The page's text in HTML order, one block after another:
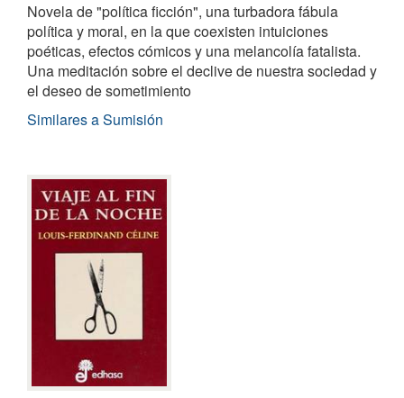
Novela de "política ficción", una turbadora fábula
política y moral, en la que coexisten intuiciones
poéticas, efectos cómicos y una melancolía fatalista.
Una meditación sobre el declive de nuestra sociedad y
el deseo de sometimiento
Similares a Sumisión